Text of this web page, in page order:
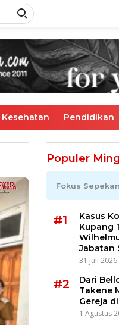
Kesehatan Pendidikan
Populer
Fokus Sepekan
#1
Kasus
Kupang
Jabatan
31 Juli
#2
Dari
Takene
Gereja
1 Agustus